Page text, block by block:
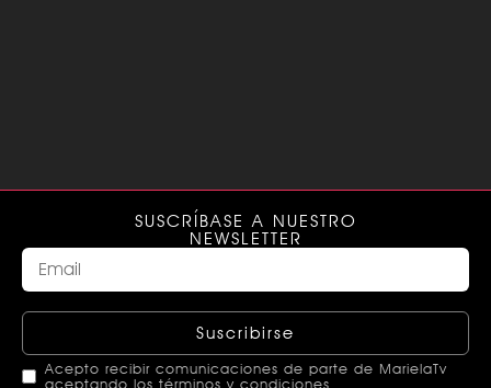
SUSCRÍBASE A NUESTRO
NEWSLETTER
Suscribirse
Acepto recibir comunicaciones de parte de MarielaTv
aceptando los términos y condiciones